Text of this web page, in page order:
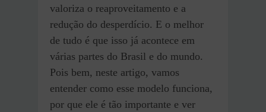
valoriza o reaproveitamento e a
redução do desperdício. E o melhor
de tudo é que isso já acontece em
várias partes do Brasil e do mundo.
Pois bem, neste artigo, vamos
entender como esse modelo funciona,
por que ele é tão importante e ver